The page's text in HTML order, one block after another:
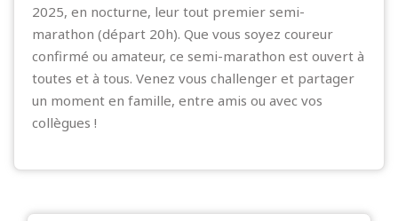
2025, en nocturne, leur tout premier semi-
marathon (départ 20h). Que vous soyez coureur
confirmé ou amateur, ce semi-marathon est ouvert à
toutes et à tous. Venez vous challenger et partager
un moment en famille, entre amis ou avec vos
collègues !